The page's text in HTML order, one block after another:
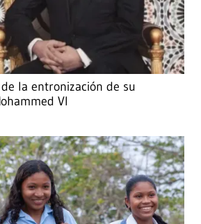
la entronización de su
VI